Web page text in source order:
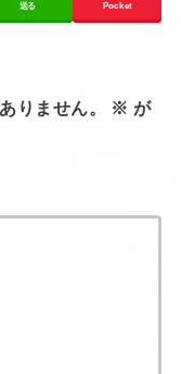
送る Pocket
りません。 ※ が